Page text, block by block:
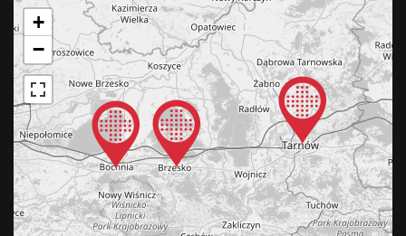
+
−